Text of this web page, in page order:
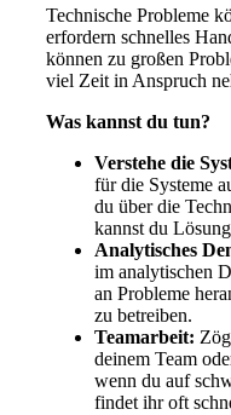
Technische Probleme
erfordern schnelles
können zu großen
viel Zeit in Anspruch
Was kannst du tun?
Verstehe die
für die Systeme
du über die
kannst du
Analytisches
im analytischen
an Probleme
zu betreiben.
Teamarbeit:
deinem Team
wenn du auf
findet ihr oft